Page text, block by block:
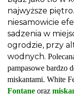
najwyższe
niesamowicie
sadzenia w
ogrodzie, przy
wodnych.
pampasowe bardzo
miskantami. White
Fontane oraz